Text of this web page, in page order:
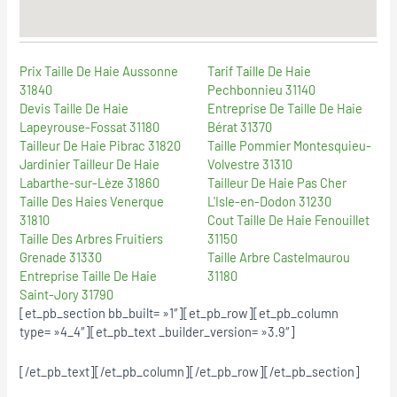
Prix Taille De Haie Aussonne
31840
Devis Taille De Haie
Lapeyrouse-Fossat 31180
Tailleur De Haie Pibrac 31820
Jardinier Tailleur De Haie
Labarthe-sur-Lèze 31860
Taille Des Haies Venerque
31810
Taille Des Arbres Fruitiers
Grenade 31330
Entreprise Taille De Haie
Saint-Jory 31790
Tarif Taille De Haie
Pechbonnieu 31140
Entreprise De Taille De Haie
Bérat 31370
Taille Pommier Montesquieu-
Volvestre 31310
Tailleur De Haie Pas Cher
L'Isle-en-Dodon 31230
Cout Taille De Haie Fenouillet
31150
Taille Arbre Castelmaurou
31180
[et_pb_section bb_built= »1″][et_pb_row][et_pb_column
type= »4_4″][et_pb_text _builder_version= »3.9″]
[/et_pb_text][/et_pb_column][/et_pb_row][/et_pb_section]